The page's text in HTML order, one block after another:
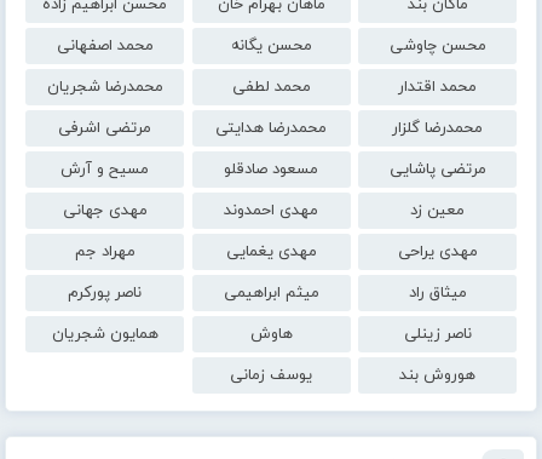
محسن چاوشی
محسن یگانه
محمد اصفهانی
محمد اقتدار
محمد لطفی
محمدرضا شجریان
محمدرضا گلزار
محمدرضا هدایتی
مرتضی اشرفی
مرتضی پاشایی
مسعود صادقلو
مسیح و آرش
معین زد
مهدی احمدوند
مهدی جهانی
مهدی یراحی
مهدی یغمایی
مهراد جم
میثاق راد
میثم ابراهیمی
ناصر پورکرم
ناصر زینلی
هاوش
همایون شجریان
هوروش بند
یوسف زمانی